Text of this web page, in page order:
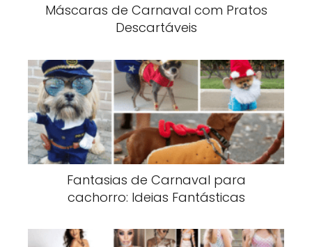
Máscaras de Carnaval com Pratos
Descartáveis
Fantasias de Carnaval para
cachorro: Ideias Fantásticas